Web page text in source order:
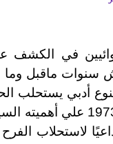
ماقبل وما
أدبي يستحلب
من وجوه البشر. وبعد مرور أربعين سنة علي
لاستحلاب